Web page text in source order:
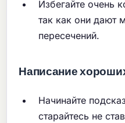
Избегайте очень
так как они дают
пересечений.
Написание
Начинайте
старайтесь не